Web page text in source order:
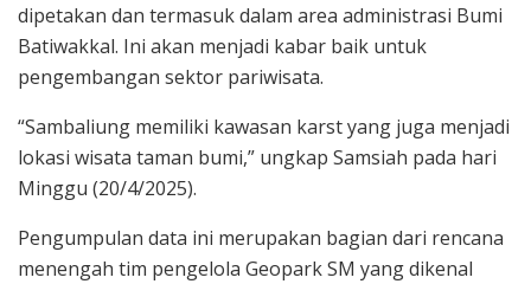
dipetakan dan termasuk dalam area administrasi Bumi
Batiwakkal. Ini akan menjadi kabar baik untuk
pengembangan sektor pariwisata.
“Sambaliung memiliki kawasan karst yang juga menjadi
lokasi wisata taman bumi,” ungkap Samsiah pada hari
Minggu (20/4/2025).
Pengumpulan data ini merupakan bagian dari rencana
menengah tim pengelola Geopark SM yang dikenal